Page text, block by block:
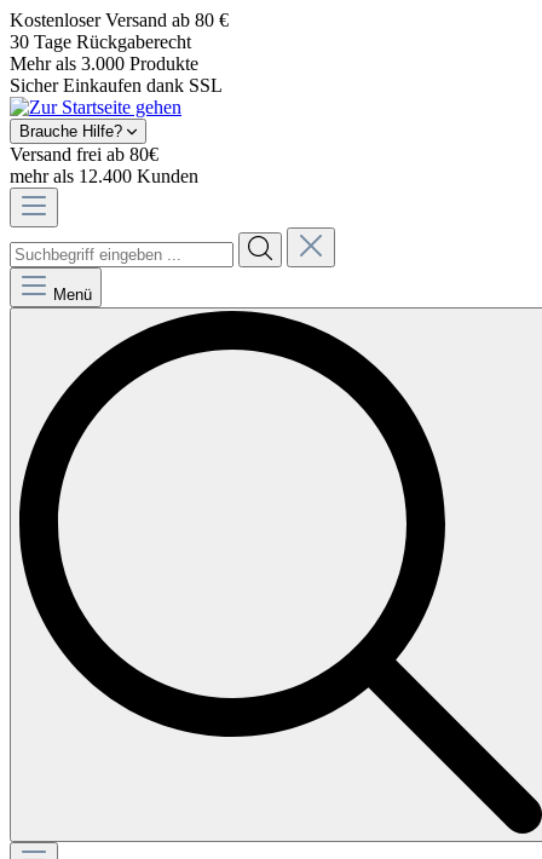
Kostenloser Versand ab 80 €
30 Tage Rückgaberecht
Mehr als 3.000 Produkte
Sicher Einkaufen dank SSL
Brauche Hilfe?
Versand frei ab 80€
mehr als 12.400 Kunden
Menü